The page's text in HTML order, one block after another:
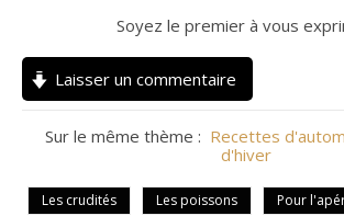
Soyez le premier à vous
Laisser un commentaire
Sur le même thème : Recettes
d'hiver
Les crudités Les poissons Pour